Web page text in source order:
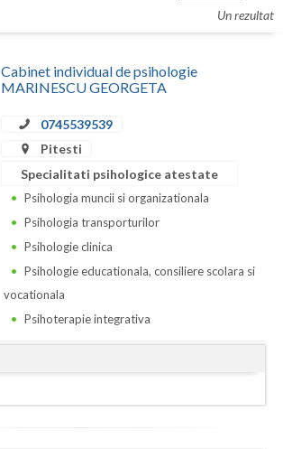
Un rezultat
Cabinet individual de psihologie
MARINESCU GEORGETA
0745539539
Pitesti
Specialitati psihologice atestate
Psihologia muncii si organizationala
Psihologia transporturilor
Psihologie clinica
Psihologie educationala, consiliere scolara si
vocationala
Psihoterapie integrativa